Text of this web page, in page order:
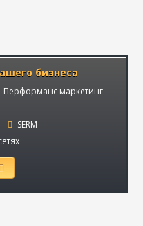
бизнеса
Перформанс маркетинг
SERM